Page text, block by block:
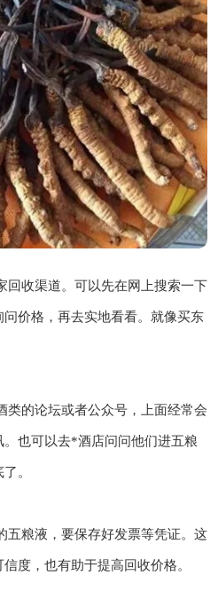
回收渠道。可以先在网上搜索一下
价格，再去实地看看。就像买东
类的论坛或者公众号，上面经常会
也可以去*酒店问问他们进五粮
。
五粮液，要保存好发票等凭证。这
度，也有助于提高回收价格。